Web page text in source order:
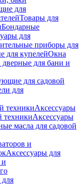
для
Товары для
Бондарные
для
приборы для
для купелейОкна
дверные для бани и
для садовой
для
техникиАксессуары
техникиАксессуары
масла для садовой
и
Аксессуары для
и